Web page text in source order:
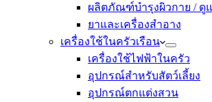
ผลิตภัณฑ์บำรุงผิวกาย / ดู
ยาและเครื่องสำอาง
เครื่องใช้ในครัวเรือน
เครื่องใช้ไฟฟ้าในครัว
อุปกรณ์สำหรับสัตว์เลี้ยง
อุปกรณ์ตกแต่งสวน